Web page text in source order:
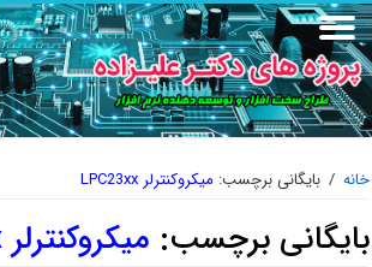
خانه / بایگانی برچسب: میکروکنترلر LPC23xx
بایگانی برچسب: میکروکنترلر LPC23xx